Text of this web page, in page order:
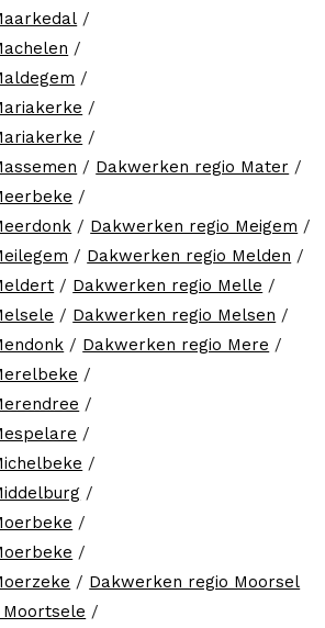
/
/
/
/
/
/ Dakwerken regio Mater /
/
/ Dakwerken regio Meigem /
/ Dakwerken regio Melden /
/ Dakwerken regio Melle /
/ Dakwerken regio Melsen /
/ Dakwerken regio Mere /
/
/
/
/
/
/
/
/ Dakwerken regio Moorsel
/